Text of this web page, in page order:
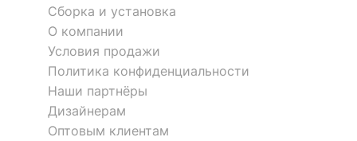
Сборка и установка
О компании
Условия продажи
Политика конфиденциальности
Наши партнёры
Дизайнерам
Оптовым клиентам